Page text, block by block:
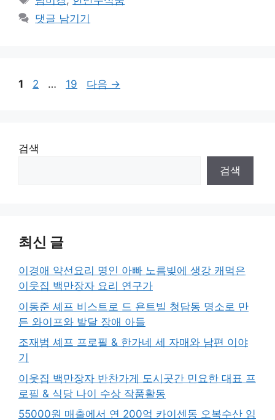
리
그
댓글 남기기
페
1
페
2 …
페
19 다음 →
검색
검색
최신 글
이경애 약선요리 명인 아빠 노름빚에 생강 캐먹은
이웃집 백만장자 요리 연구가
이동준 셰프 비스트로 드 욘트빌 청담동 명소로 만
든 와이프와 발달 장애 아들
조재범 셰프 프로필 & 한가네 세 자매와 남편 이야
기
이웃집 백만장자 반찬가게 도시곳간 민요한 대표 프
로필 & 식당 나이 수상 작품활동
55000원 매출에서 연 200억 카이센동 오복수산 임